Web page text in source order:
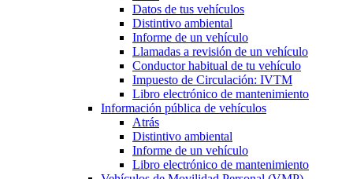
Datos de tus vehículos
Distintivo ambiental
Informe de un vehículo
Llamadas a revisión de un vehículo
Conductor habitual de tu vehículo
Impuesto de Circulación: IVTM
Libro electrónico de mantenimiento
Información pública de vehículos
Atrás
Distintivo ambiental
Informe de un vehículo
Libro electrónico de mantenimiento